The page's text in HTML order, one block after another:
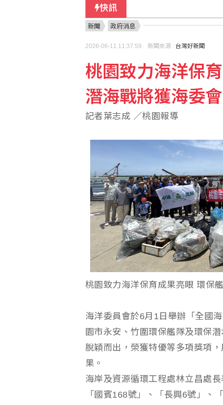
快訊
新聞 政府消息
2026-06-11 11:37:59 新聞來源 : 台灣好新聞
桃園致力海洋保
潛海戰將獲海委
記者葉志成 ／桃園報導
桃園致力海洋保育成果亮眼 環保
海洋委員會於6月1日舉辦「全國
園市永安、竹圍環保艦隊及環保
脫穎而出，榮獲特優等多項獎項
果。
海岸及資源循環工程處林立昌處
「國賓168號」、「長興6號」、